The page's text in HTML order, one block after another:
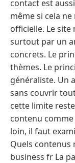
contact est
même si cela
officielle. Le
surtout par un
concrets. Le
thèmes. Le
généraliste. Un
sans couvrir
cette limite
contenu
loin, il faut
Quels
business fr La